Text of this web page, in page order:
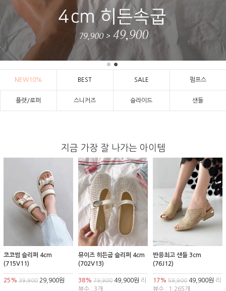
NEW10% BEST SALE 펌프스
플랫/로퍼 스니커즈 슬라이드 샌들
지금 가장 잘 나가는 아이템
코코썸 슬리퍼 4cm
(715V11)
25% 39,900 29,900원
뮤이즈 히든굽 슬리퍼 4cm
(702V13)
38% 79,90049,900원 리
뷰수 : 3개
반응최고 샌들 3cm
(76J12)
17% 59,90049,900원 리
뷰수 : 1,265개